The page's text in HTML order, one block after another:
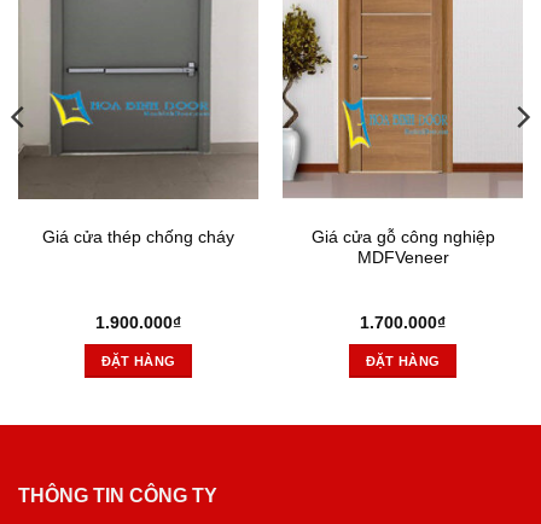
Giá cửa thép chống cháy
1.900.000₫
ĐẶT HÀNG
Giá cửa gỗ công nghiệp
MDFVeneer
1.700.000₫
ĐẶT HÀNG
THÔNG TIN CÔNG TY